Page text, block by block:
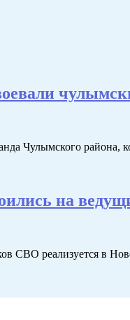
Чулымского района,
на
СВО реализуется в